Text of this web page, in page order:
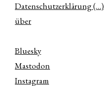
Datenschutzerklärung (…)
über
Bluesky
Mastodon
Instagram